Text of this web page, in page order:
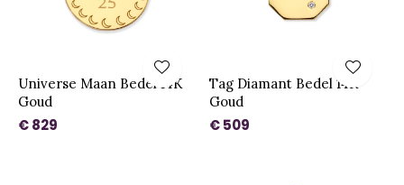
Universe Maan Bedel 14K
Goud
€ 829
Tag Diamant Bedel 14K
Goud
€ 509